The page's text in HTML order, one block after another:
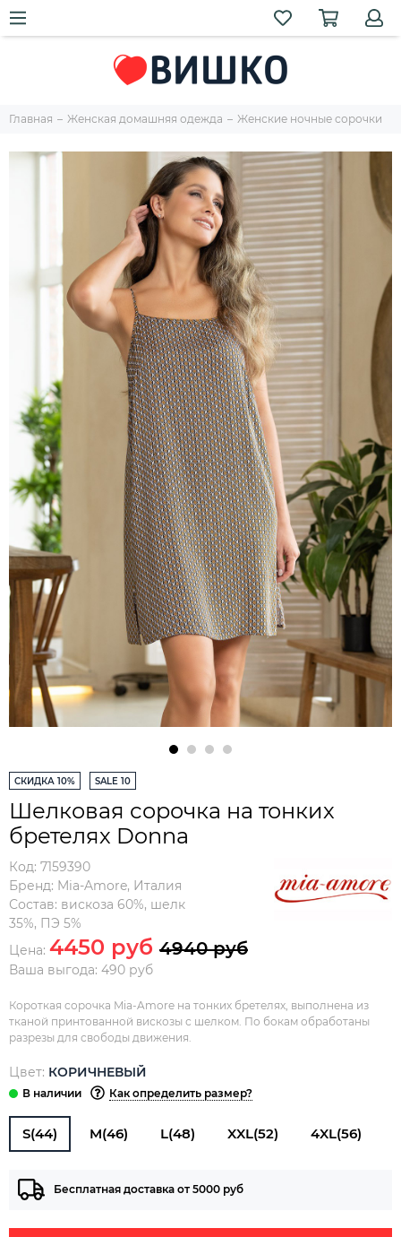
Главная Женская домашняя одежда Женские ночные сорочки
СКИДКА 10% SALE 10
Шелковая сорочка на тонких
бретелях Donna
Код: 7159390
Бренд: Mia-Amore, Италия
Состав: вискоза 60%, шелк
35%, ПЭ 5%
Цена: 4450 руб 4940 руб
Ваша выгода: 490 руб
Короткая сорочка Mia-Amore на тонких бретелях, выполнена из
тканой принтованной вискозы с шелком. По бокам обработаны
разрезы для свободы движения.
Цвет: КОРИЧНЕВЫЙ
Как определить размер?
S(44) M(46) L(48) XXL(52) 4XL(56)
Бесплатная доставка от 5000 руб